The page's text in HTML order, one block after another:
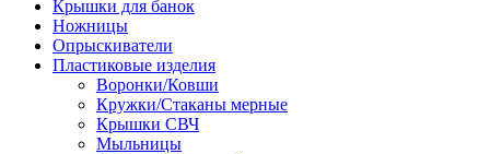
Крышки для банок
Ножницы
Опрыскиватели
Пластиковые изделия
Воронки/Ковши
Кружки/Стаканы мерные
Крышки СВЧ
Мыльницы